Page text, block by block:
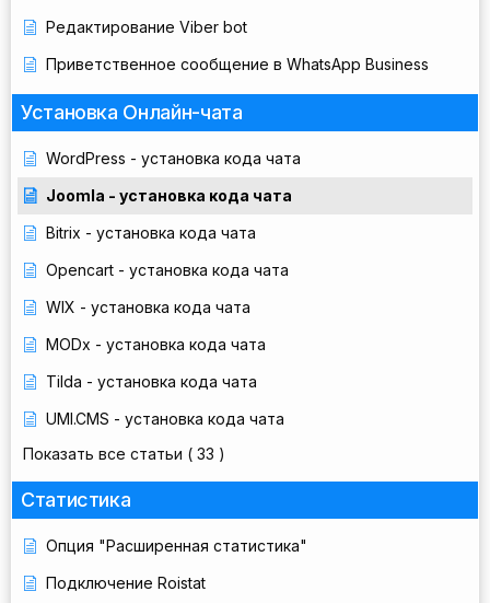
Редактирование Viber bot
Приветственное сообщение в WhatsApp Business
Установка Онлайн-чата
WordPress - установка кода чата
Joomla - установка кода чата
Bitrix - установка кода чата
Opencart - установка кода чата
WIX - установка кода чата
MODx - установка кода чата
Tilda - установка кода чата
UMI.CMS - установка кода чата
Показать все статьи ( 33 )
Статистика
Опция "Расширенная статистика"
Подключение Roistat